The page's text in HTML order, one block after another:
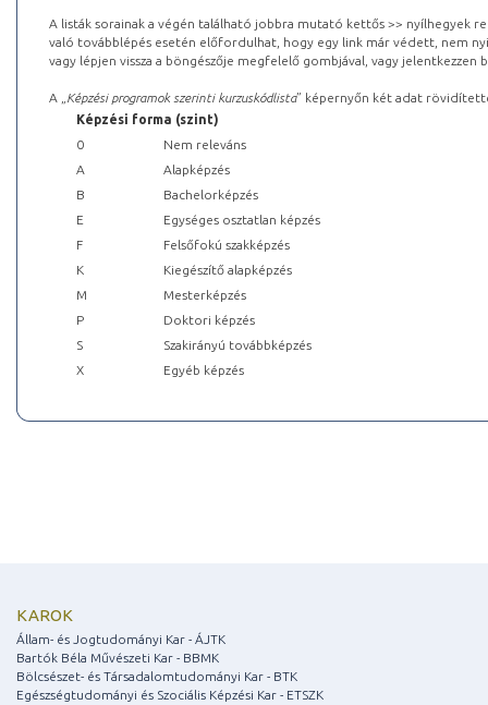
A listák sorainak a végén található jobbra mutató kettős >> nyílhegyek
való továbblépés esetén előfordulhat, hogy egy link már védett, nem
vagy lépjen vissza a böngészője megfelelő gombjával, vagy
A „ Képzési programok szerinti kurzuskódlista” képernyőn két adat
Képzési forma (szint)
0
Nem releváns
A
Alapképzés
B
Bachelorképzés
E
Egységes osztatlan képzés
F
Felsőfokú szakképzés
K
Kiegészítő alapképzés
M
Mesterképzés
P
Doktori képzés
S
Szakirányú továbbképzés
X
Egyéb képzés
KAROK
Állam- és Jogtudományi Kar - ÁJTK
Bartók Béla Művészeti Kar - BBMK
Bölcsészet- és Társadalomtudományi Kar - BTK
Egészségtudományi és Szociális Képzési Kar - ETSZK